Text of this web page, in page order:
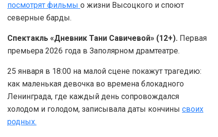
посмотрят фильмы о жизни Высоцкого и споют
северные барды.
Спектакль «Дневник Тани Савичевой» (12+). Первая
премьера 2026 года в Заполярном драмтеатре.
25 января в 18:00 на малой сцене покажут трагедию:
как маленькая девочка во времена блокадного
Ленинграда, где каждый день сопровождался
холодом и голодом, записывала даты кончины своих
родных.